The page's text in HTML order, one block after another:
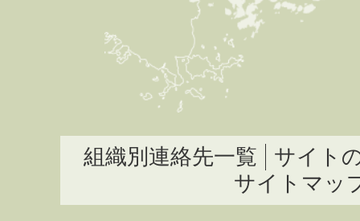
組織別連絡先一覧
サイト
サイトマッ